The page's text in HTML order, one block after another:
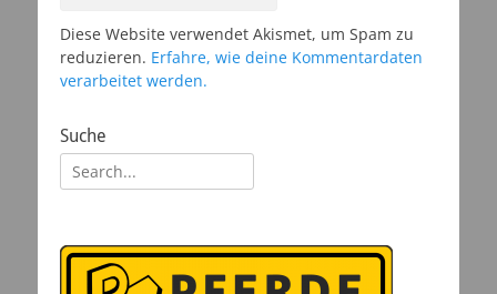
Diese Website verwendet Akismet, um Spam zu
reduzieren. Erfahre, wie deine Kommentardaten
verarbeitet werden.
Suche
Suchen
nach: